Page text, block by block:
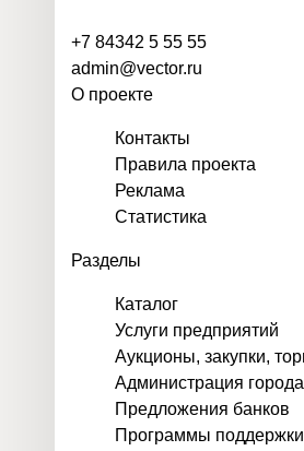
+7 84342 5 55 55
admin@vector.ru
О проекте
Контакты
Правила проекта
Реклама
Статистика
Разделы
Каталог
Услуги предприятий
Аукционы, закупки,
Администрация города
Предложения банков
Программы поддержки